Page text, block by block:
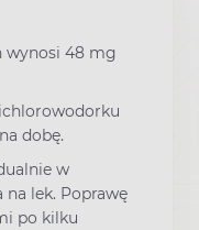
wynosi 48 mg
dobę.
w
lek. Poprawę
po kilku